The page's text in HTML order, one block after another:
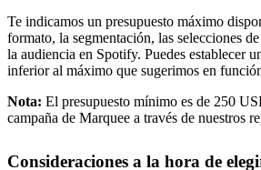
Te indicamos un presupuesto máximo
formato, la segmentación, las selecciones
la audiencia en Spotify. Puedes establecer
inferior al máximo que sugerimos en
Nota: El presupuesto mínimo es de 250
campaña de Marquee a través de nuestros
Consideraciones a la hora de